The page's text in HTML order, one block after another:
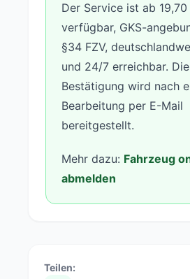
Der Service ist ab
verfügbar, GKS-
§34 FZV,
und 24/7 erreichbar.
Bestätigung wird nach
Bearbeitung per E-Mail
bereitgestellt.
Mehr dazu: Fahrzeug
abmelden
Teilen: